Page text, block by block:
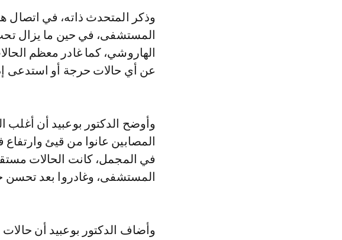
المستشفى، في حين ما يزال
الهاروشي، كما غادر معظم
عن أي حالات حرجة أو استدعى
وأوضح الدكتور بوعبيد أن
المصابين عانوا من قيئ
في المجمل، كانت الحالات
المستشفى، وغادروا بعد تحسن
وأضاف الدكتور بوعبيد أن